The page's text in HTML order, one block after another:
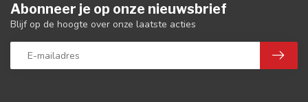
Abonneer je op onze nieuwsbrief
Blijf op de hoogte over onze laatste acties